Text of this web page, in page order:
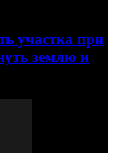
участка при
землю и